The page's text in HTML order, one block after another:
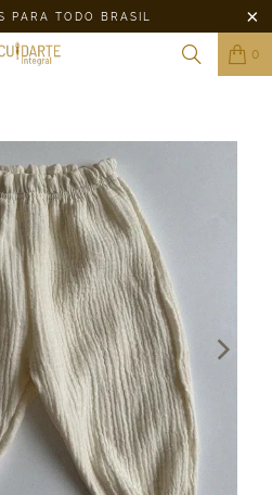
PARA TODO BRASIL
0